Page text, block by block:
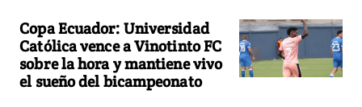
Copa Ecuador: Universidad
Católica vence a Vinotinto FC
sobre la hora y mantiene vivo
el sueño del bicampeonato